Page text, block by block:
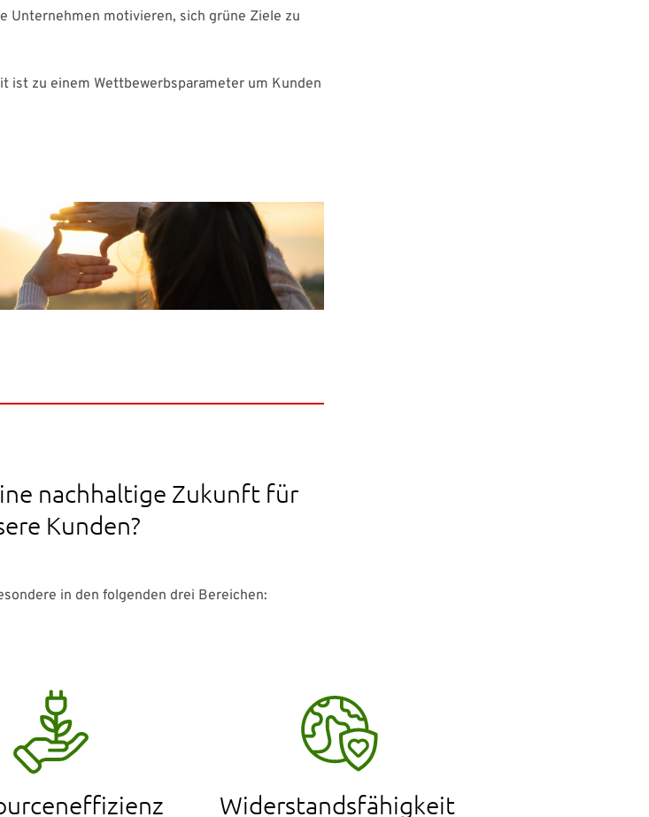
Unternehmen motivieren, sich grüne Ziele zu
ist zu einem Wettbewerbsparameter um Kunden
nachhaltige Zukunft für
Kunden?
in den folgenden drei Bereichen:
Widerstandsfähigkeit